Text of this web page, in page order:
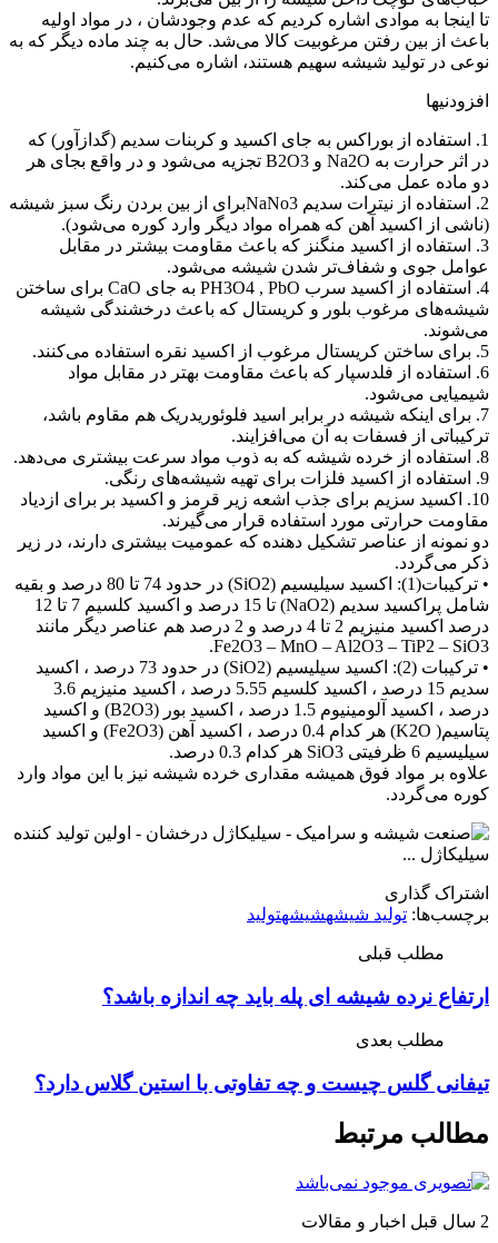
تا اینجا به موادی اشاره کردیم که عدم وجودشان ، در مواد اولیه
باعث از بین رفتن مرغوبیت کالا می‌شد. حال به چند ماده دیگر که به
نوعی در تولید شیشه سهیم هستند، اشاره می‌کنیم.
افزودنیها
1. استفاده از بوراکس به جای اکسید و کربنات سدیم (گدازآور) که
در اثر حرارت به Na2O و B2O3 تجزیه می‌شود و در واقع بجای هر
دو ماده عمل می‌کند.
2. استفاده از نیترات سدیم NaNo3برای از بین بردن رنگ سبز شیشه
(ناشی از اکسید آهن که همراه مواد دیگر وارد کوره می‌شود).
3. استفاده از اکسید منگنز که باعث مقاومت بیشتر در مقابل
عوامل جوی و شفاف‌تر شدن شیشه می‌شود.
4. استفاده از اکسید سرب PH3O4 , PbO به جای CaO برای ساختن
شیشه‌های مرغوب بلور و کریستال که باعث درخشندگی شیشه
می‌شوند.
5. برای ساختن کریستال مرغوب از اکسید نقره استفاده می‌کنند.
6. استفاده از فلدسپار که باعث مقاومت بهتر در مقابل مواد
شیمیایی می‌شود.
7. برای اینکه شیشه در برابر اسید فلوئوریدریک هم مقاوم باشد،
ترکیباتی از فسفات به آن می‌افزایند.
8. استفاده از خرده شیشه که به ذوب مواد سرعت بیشتری می‌دهد.
9. استفاده از اکسید فلزات برای تهیه شیشه‌های رنگی.
10. اکسید سزیم برای جذب اشعه زیر قرمز و اکسید بر برای ازدیاد
مقاومت حرارتی مورد استفاده قرار می‌گیرند.
دو نمونه از عناصر تشکیل دهنده که عمومیت بیشتری دارند، در زیر
ذکر می‌گردد.
• ترکیبات(1): اکسید سیلیسیم (SiO2) در حدود 74 تا 80 درصد و بقیه
شامل پراکسید سدیم (NaO2) تا 15 درصد و اکسید کلسیم 7 تا 12
درصد اکسید منیزیم 2 تا 4 درصد و 2 درصد هم عناصر دیگر مانند
Fe2O3 – MnO – Al2O3 – TiP2 – SiO3.
• ترکیبات (2): اکسید سیلیسیم (SiO2) در حدود 73 درصد ، اکسید
سدیم 15 درصد ، اکسید کلسیم 5.55 درصد ، اکسید منیزیم 3.6
درصد ، اکسید آلومینیوم 1.5 درصد ، اکسید بور (B2O3) و اکسید
پتاسیم( K2O) هر کدام 0.4 درصد ، اکسید آهن (Fe2O3) و اکسید
سیلیسیم 6 ظرفیتی SiO3 هر کدام 0.3 درصد.
علاوه بر مواد فوق همیشه مقداری خرده شیشه نیز با این مواد وارد
کوره می‌گردد.
اشتراک گذاری
برچسب‌ها: تولید شیشهشیشهتولید
مطلب قبلی
ارتفاع نرده شیشه ای پله باید چه اندازه باشد؟
مطلب بعدی
تیفانی گلس چیست و چه تفاوتی با استین گلاس دارد؟
مطالب مرتبط
2 سال قبل اخبار و مقالات